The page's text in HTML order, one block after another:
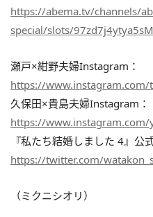
https://abema.tv/channels/
special/slots/97zd7j4ytya5sM
瀬戸×紺野夫婦Instagram：
https://www.instagram.com/
久保田×貴島夫婦Instagram：
https://www.instagram.com/
『私たち結婚しました 4』公
https://twitter.com/
（ミクニシオリ）